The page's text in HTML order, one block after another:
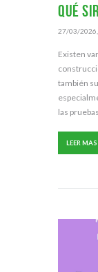
qué
27/03/2026,
Existen
también
las
LEER MAS